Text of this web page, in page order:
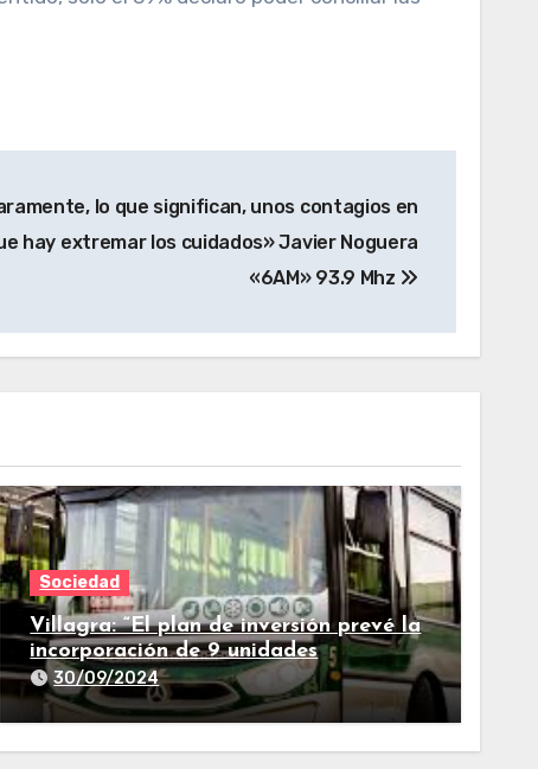
lo que significan, unos contagios en
hay extremar los cuidados» Javier Noguera
«6AM» 93.9 Mhz
Sociedad
Villagra: “El plan de inversión prevé la
incorporación de 9 unidades
adicionales para 2025″
30/09/2024